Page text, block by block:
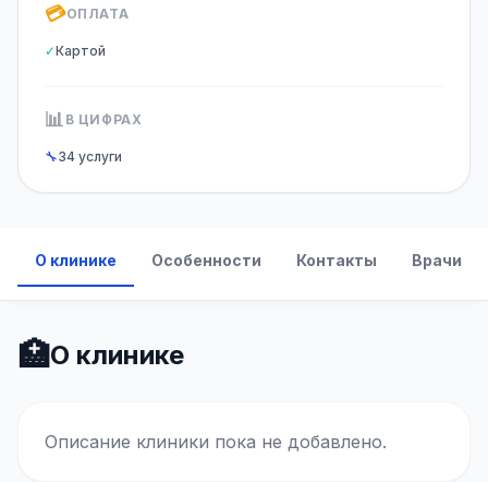
💳ОПЛАТА
✓Картой
📊 В ЦИФРАХ
🔧34 услуги
О клинике Особенности Контакты Врачи
🏥О клинике
Описание клиники пока не добавлено.